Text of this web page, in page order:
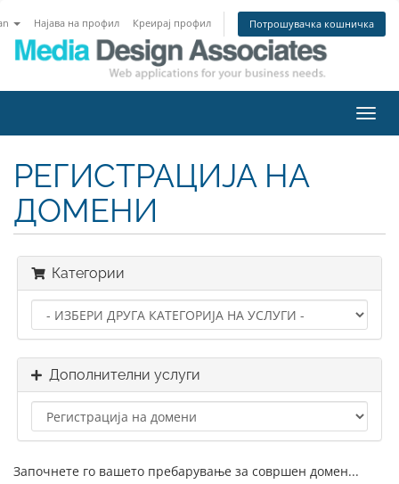
Најава на профил Креирај профил Потрошувачка кошничка
ја
РЕГИСТРАЦИЈА НА
ДОМЕНИ
Категории
Дополнителни услуги
Започнете го вашето пребарување за совршен домен...